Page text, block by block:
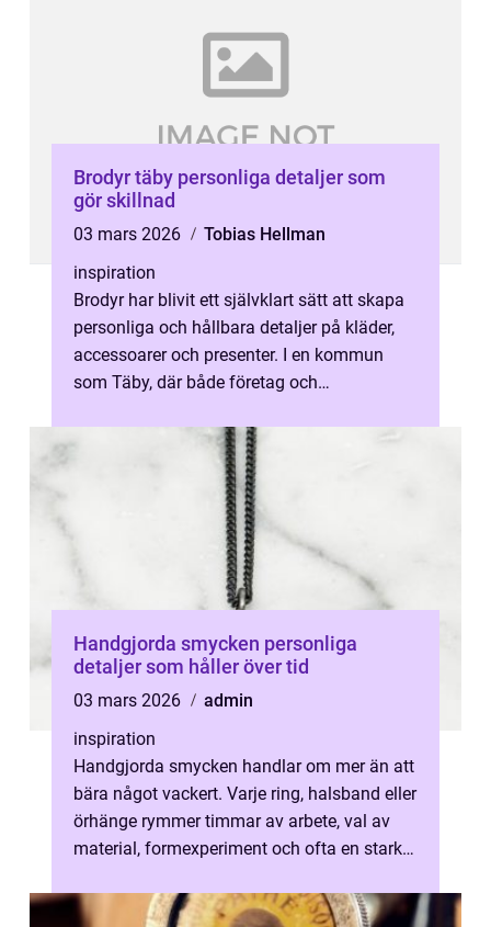
Brodyr täby personliga detaljer som
gör skillnad
03 mars 2026
Tobias Hellman
inspiration
Brodyr har blivit ett självklart sätt att skapa
personliga och hållbara detaljer på kläder,
accessoarer och presenter. I en kommun
som Täby, där både företag och
Handgjorda smycken personliga
detaljer som håller över tid
03 mars 2026
admin
inspiration
Handgjorda smycken handlar om mer än att
bära något vackert. Varje ring, halsband eller
örhänge rymmer timmar av arbete, val av
material, formexperiment och ofta en stark